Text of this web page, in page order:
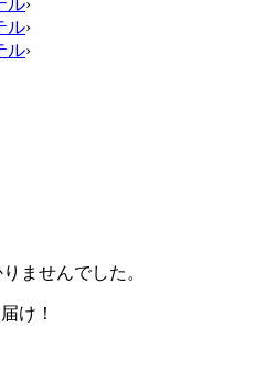
ル›
ル›
ル›
ませんでした。
け！